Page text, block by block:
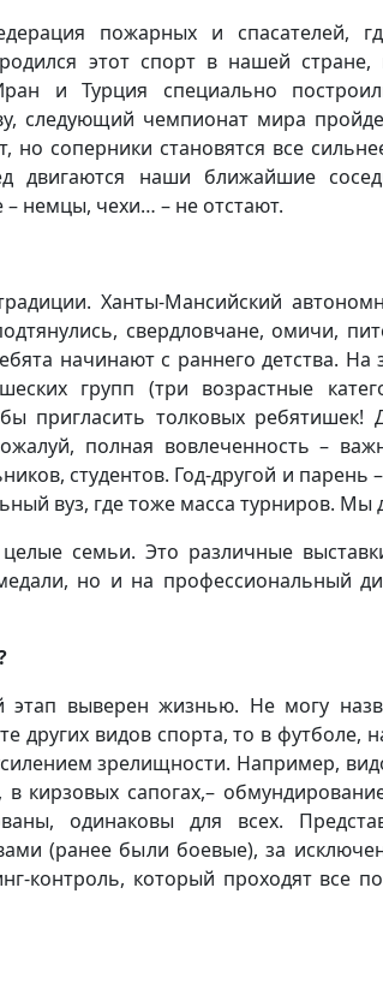
пожарных и спасателей,
этот спорт в нашей стране,
и Турция специально
следующий чемпионат мира
соперники становятся все
двигаются наши ближайшие
немцы, чехи… – не отстают.
Ханты-Мансийский
свердловчане, омичи,
начинают с раннего детства. На
групп (три возрастные
пригласить толковых
полная вовлеченность –
студентов. Год-другой и парень
вуз, где тоже масса турниров.
семьи. Это различные
но и на профессиональный
выверен жизнью. Не могу
других видов спорта, то в футболе,
зрелищности. Например,
кирзовых сапогах,–
одинаковы для всех.
(ранее были боевые), за
контроль, который проходят все